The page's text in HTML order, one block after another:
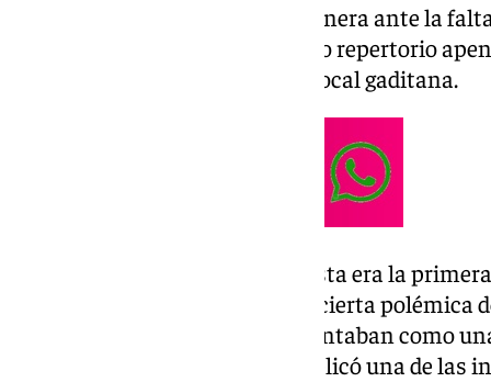
El público reaccionó de esta manera ante la
música de esta agrupación, cuyo repertorio
retransmisión de la televisión local gaditana.
Bajo el nombre ‘Abre los ojos’, esta era la
COAC, haciéndolo además con cierta
su repertorio, en la que se presentaban como
chirigota y comparsa, como explicó una de las